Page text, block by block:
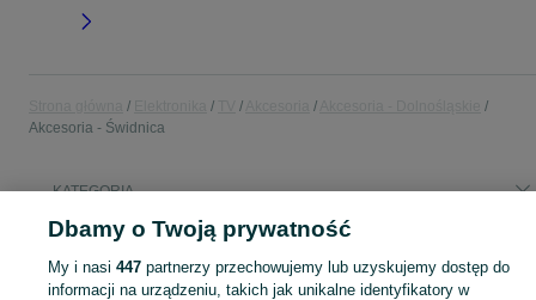
Akcesoria - Świdnica
KATEGORIA
Popularne wyszukiwania
tv box antena tv naziemnej
Dbamy o Twoją prywatność
My i nasi 447partnerzy przechowujemy lub uzyskujemy dostęp do
informacji na urządzeniu, takich jak unikalne identyfikatory w